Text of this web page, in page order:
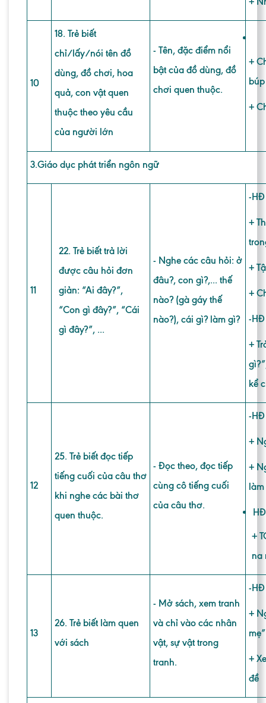
10
18. Trẻ biết
chỉ/lấy/nói tên đồ
dùng, đồ chơi, hoa
quả, con vật quen
thuộc theo yêu cầu
của người lớn
- Tên, đặc điểm nổi
bật của đồ dùng, đồ
chơi quen thuộc.
+
+
3.Giáo dục phát triển ngôn ngữ
11
22. Trẻ biết trả lời
được câu hỏi đơn
giản: “Ai đây?”,
“Con gì đây?”, “Cái
gì đây?”, ...
- Nghe các câu hỏi: ở
đâu?, con gì?,... thế
nào? (gà gáy thế
nào?), cái gì? làm gì?
-
+
+
+
-
+
kể
12
25. Trẻ biết đọc tiếp
tiếng cuối của câu thơ
khi nghe các bài thơ
quen thuộc.
- Đọc theo, đọc tiếp
cùng cô tiếng cuối
của câu thơ.
-HĐ
+
+
+
na
13
26. Trẻ biết làm quen
với sách
- Mở sách, xem tranh
và chỉ vào các nhân
vật, sự vật trong
tranh.
-
+
mẹ”
+
đề